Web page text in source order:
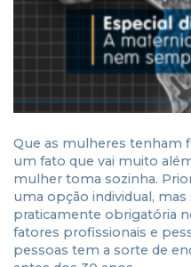
Que as mulheres tenham
um fato que vai muito
mulher toma sozinha.
uma opção individual,
praticamente obrigatória
fatores profissionais e
pessoas tem a sorte de